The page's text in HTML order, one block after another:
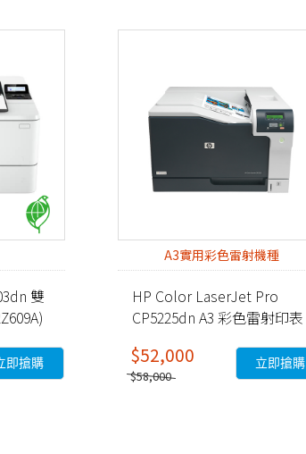
雙
即搶購
A3實用彩色雷射機種
HP Color LaserJet Pro
CP5225dn A3 彩色雷射印表
$52,000
$58,000
立即搶購